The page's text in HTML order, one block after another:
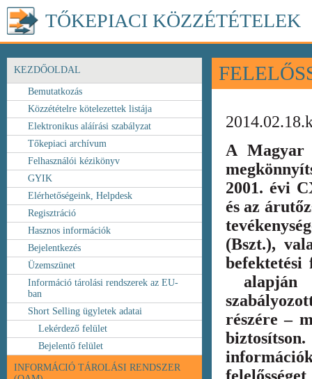
TŐKEPIACI KÖZZÉTÉTELEK
KEZDŐOLDAL
Bemutatkozás
Közzétételre kötelezettek listája
Elektronikus aláírási szabályzat
Tőkepiaci archívum
Felhasználói kézikönyv
GYIK
Elérhetőségeink, Helpdesk
Regisztráció
Hasznos információk
Bejelentkezés
Üzemszünet
Információ tárolási rendszerek az EU-
ban
Short Selling ügyletek adatai
Lekérdező felület
Bejelentő felület
INFORMÁCIÓ TÁROLÁSI RENDSZER
A Magyar
2001. évi
és az
(Bszt.),
alapján
részére –